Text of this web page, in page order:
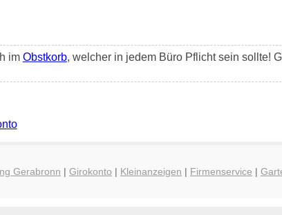
im Obstkorb, welcher in jedem Büro Pflicht sein sollte!
Gerabronn | Girokonto | Kleinanzeigen | Firmenservice |